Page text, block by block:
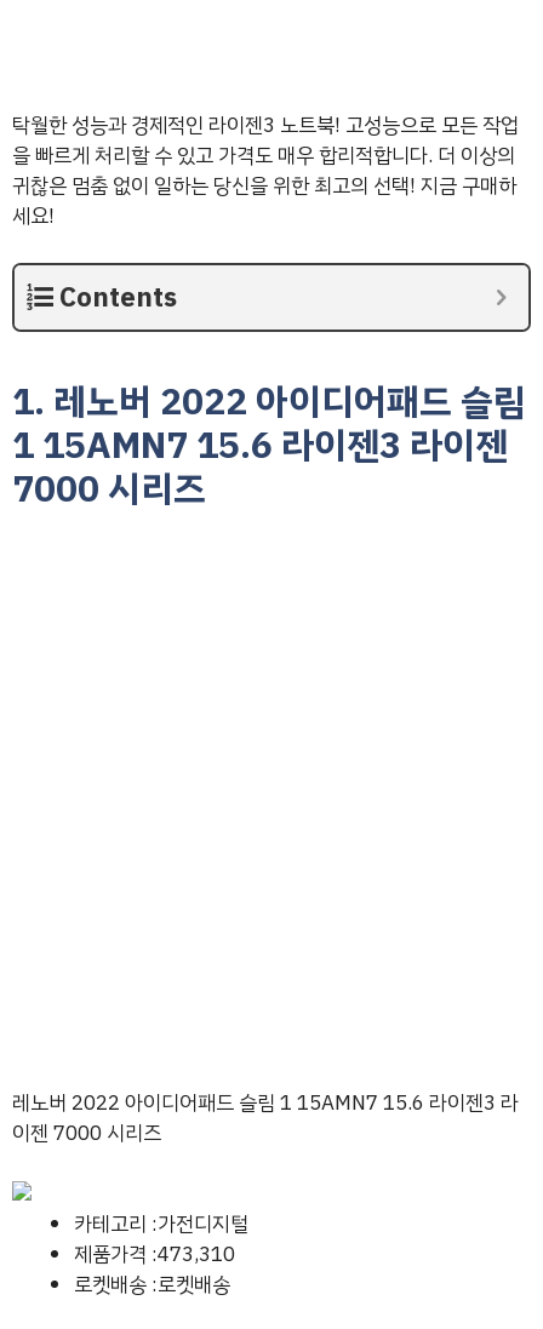
탁월한 성능과 경제적인 라이젠3 노트북! 고성능으로 모든 작업
을 빠르게 처리할 수 있고 가격도 매우 합리적합니다. 더 이상의
귀찮은 멈춤 없이 일하는 당신을 위한 최고의 선택! 지금 구매하
세요!
Contents
1. 레노버 2022 아이디어패드 슬림
1 15AMN7 15.6 라이젠3 라이젠
7000 시리즈
레노버 2022 아이디어패드 슬림 1 15AMN7 15.6 라이젠3 라
이젠 7000 시리즈
카테고리 :가전디지털
제품가격 :473,310
로켓배송 :로켓배송